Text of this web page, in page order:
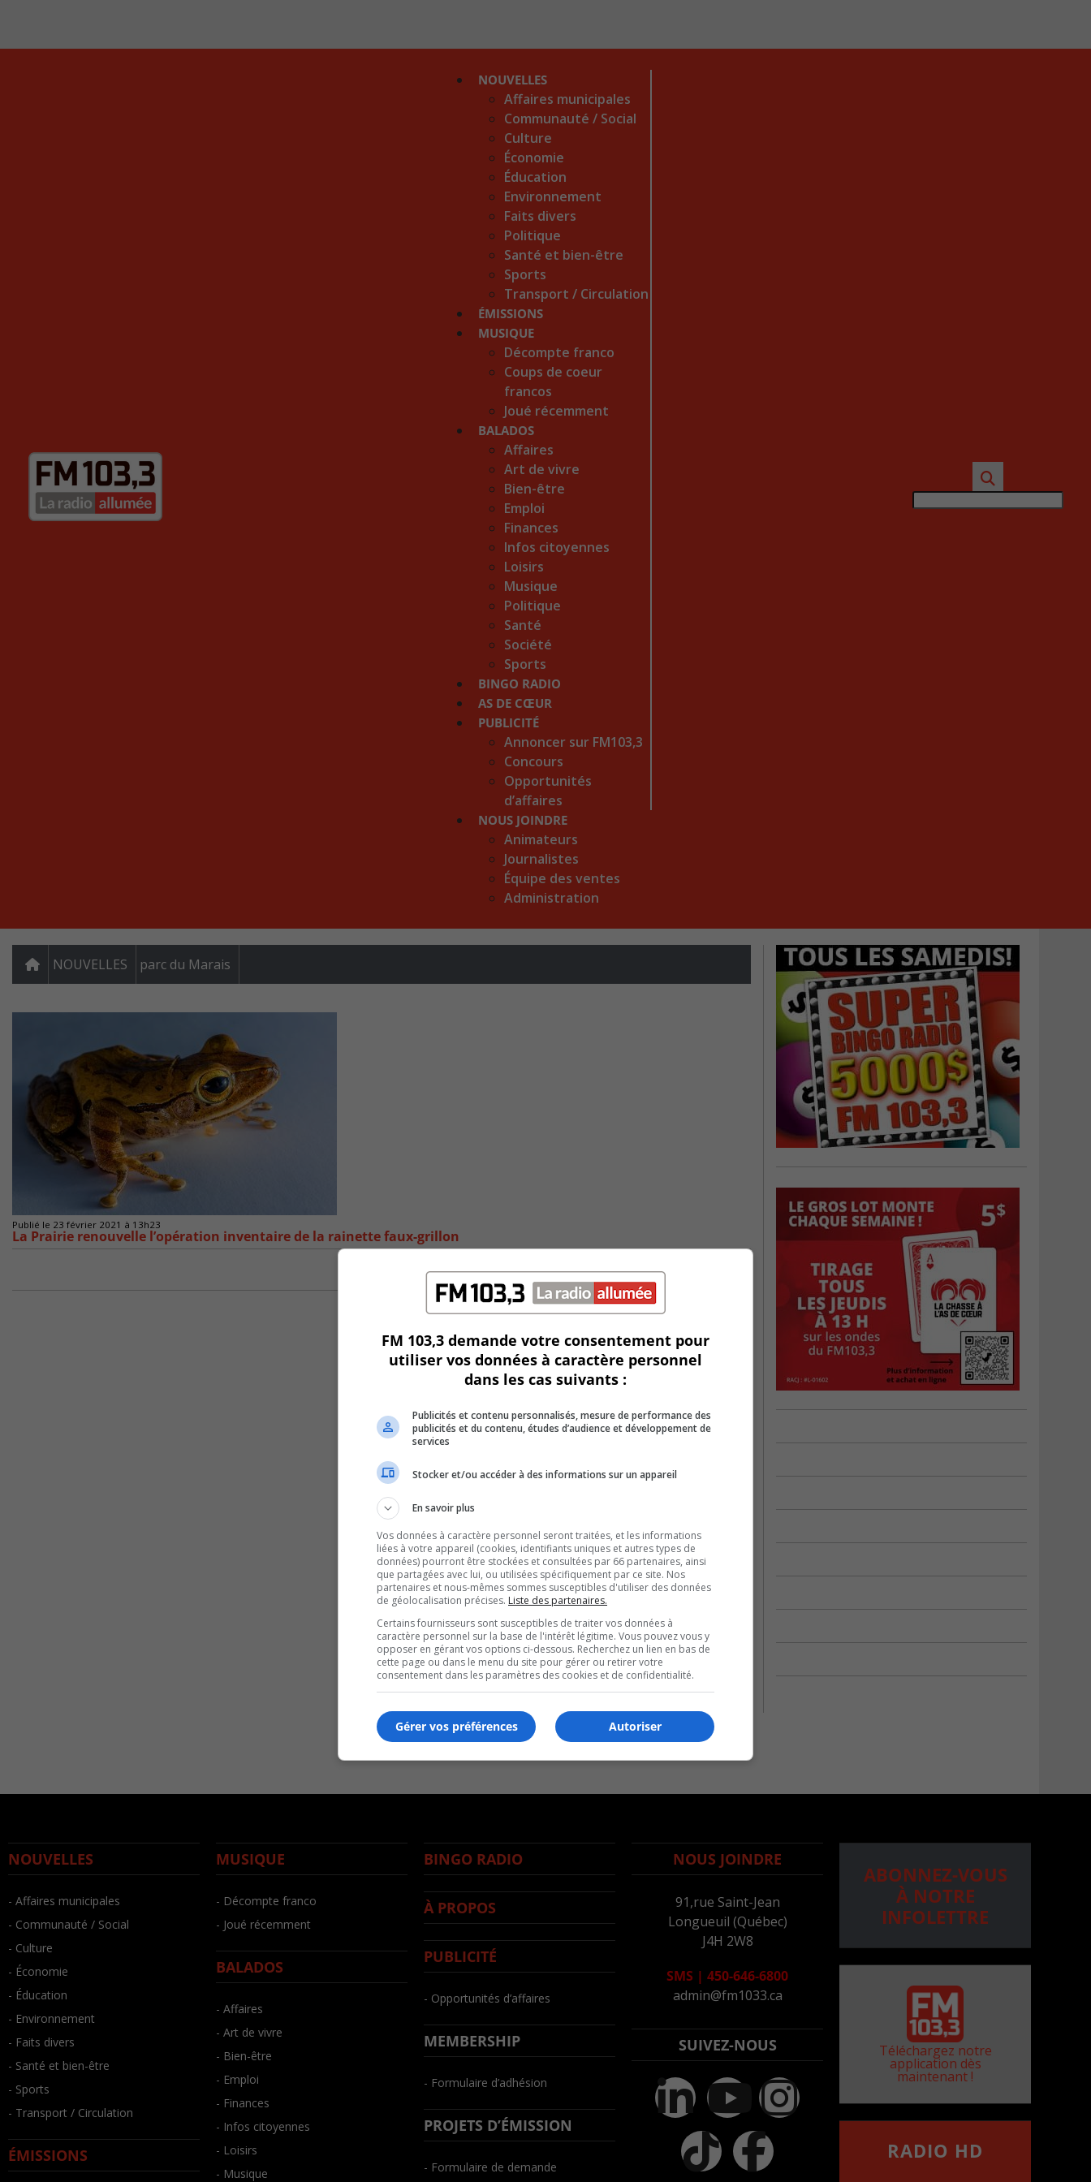
NOUVELLES
Affaires municipales
Communauté / Social
Culture
Économie
Éducation
Environnement
Faits divers
Politique
Santé et bien-être
Sports
Transport / Circulation
ÉMISSIONS
MUSIQUE
Décompte franco
Coups de coeur
francos
Joué récemment
BALADOS
Affaires
Art de vivre
Bien-être
Emploi
Finances
Infos citoyennes
Loisirs
Musique
Politique
Santé
Société
Sports
BINGO RADIO
AS DE CŒUR
PUBLICITÉ
Annoncer sur FM103,3
Concours
Opportunités
d’affaires
NOUS JOINDRE
Animateurs
Journalistes
Équipe des ventes
Administration
NOUVELLES parc du Marais
Publié le 23 février 2021 à 13h23
La Prairie renouvelle l’opération inventaire de la rainette faux-grillon
NOUVELLES
- Affaires municipales
- Communauté / Social
- Culture
- Économie
- Éducation
- Environnement
- Faits divers
- Santé et bien-être
- Sports
- Transport / Circulation
ÉMISSIONS
MUSIQUE
- Décompte franco
- Joué récemment
BALADOS
- Affaires
- Art de vivre
- Bien-être
- Emploi
- Finances
- Infos citoyennes
- Loisirs
- Musique
BINGO RADIO
À PROPOS
PUBLICITÉ
- Opportunités d’affaires
MEMBERSHIP
- Formulaire d’adhésion
PROJETS D’ÉMISSION
- Formulaire de demande
NOUS JOINDRE
91,rue Saint-Jean
Longueuil (Québec)
J4H 2W8
SMS | 450-646-6800
admin@fm1033.ca
SUIVEZ-NOUS
ABONNEZ-VOUS
À NOTRE
INFOLETTRE
Téléchargez notre
application dès
maintenant !
RADIO HD
FM 103,3 demande votre consentement pour
utiliser vos données à caractère personnel
dans les cas suivants :
Publicités et contenu personnalisés, mesure de performance des
publicités et du contenu, études d’audience et développement de
services
Stocker et/ou accéder à des informations sur un appareil
En savoir plus
Vos données à caractère personnel seront traitées, et les informations
liées à votre appareil (cookies, identifiants uniques et autres types de
données) pourront être stockées et consultées par 66 partenaires, ainsi
que partagées avec lui, ou utilisées spécifiquement par ce site. Nos
partenaires et nous-mêmes sommes susceptibles d'utiliser des données
de géolocalisation précises. Liste des partenaires.
Certains fournisseurs sont susceptibles de traiter vos données à
caractère personnel sur la base de l'intérêt légitime. Vous pouvez vous y
opposer en gérant vos options ci-dessous. Recherchez un lien en bas de
cette page ou dans le menu du site pour gérer ou retirer votre
consentement dans les paramètres des cookies et de confidentialité.
Autoriser
Gérer vos préférences